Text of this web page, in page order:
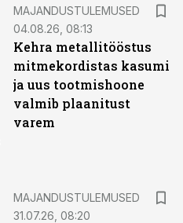
MAJANDUSTULEMUSED
04.08.26, 08:13
Kehra metallitööstus
mitmekordistas kasumi
ja uus tootmishoone
valmib plaanitust
varem
MAJANDUSTULEMUSED
31.07.26, 08:20